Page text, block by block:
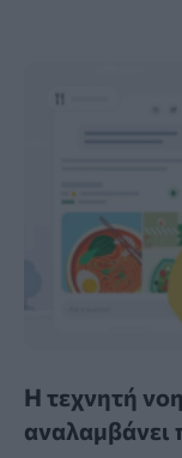
Η τεχνητή
αναλαμβάνει